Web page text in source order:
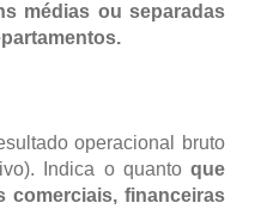
médias ou separadas
operacional bruto
Indica o quantoque
comerciais, financeiras